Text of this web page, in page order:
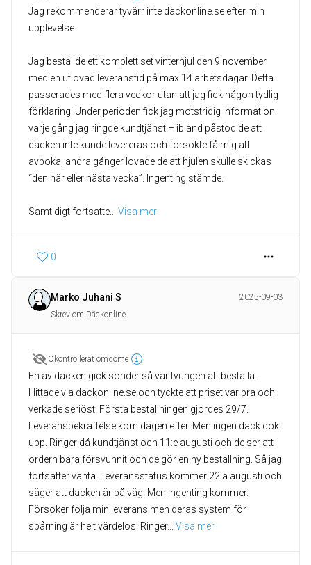
Jag rekommenderar tyvärr inte dackonline.se efter min
upplevelse.
Jag beställde ett komplett set vinterhjul den 9 november
med en utlovad leveranstid på max 14 arbetsdagar. Detta
passerades med flera veckor utan att jag fick någon tydlig
förklaring. Under perioden fick jag motstridig information
varje gång jag ringde kundtjänst – ibland påstod de att
däcken inte kunde levereras och försökte få mig att
avboka, andra gånger lovade de att hjulen skulle skickas
“den här eller nästa vecka”. Ingenting stämde.
Samtidigt fortsatte Visa mer
0
Marko Juhani S
2025-09-03
Skrev om Däckonline
Okontrollerat omdöme
En av däcken gick sönder så var tvungen att beställa.
Hittade via dackonline.se och tyckte att priset var bra och
verkade seriöst. Första beställningen gjordes 29/7.
Leveransbekräftelse kom dagen efter. Men ingen däck dök
upp. Ringer då kundtjänst och 11:e augusti och de ser att
ordern bara försvunnit och de gör en ny beställning. Så jag
fortsätter vänta. Leveransstatus kommer 22:a augusti och
säger att däcken är på väg. Men ingenting kommer.
Försöker följa min leverans men deras system för
spårning är helt värdelös. Ringer... Visa mer